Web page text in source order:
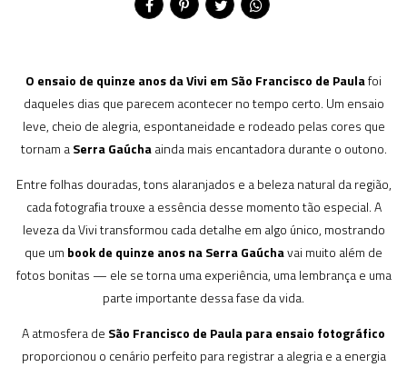
O ensaio de quinze anos da Vivi em São Francisco de Paulafoi
daqueles dias que parecem acontecer no tempo certo. Um ensaio
leve, cheio de alegria, espontaneidade e rodeado pelas cores que
tornam aSerra Gaúchaainda mais encantadora durante o outono.
Entre folhas douradas, tons alaranjados e a beleza natural da região,
cada fotografia trouxe a essência desse momento tão especial. A
leveza da Vivi transformou cada detalhe em algo único, mostrando
que um book de quinze anos na Serra Gaúchavai muito além de
fotos bonitas — ele se torna uma experiência, uma lembrança e uma
parte importante dessa fase da vida.
A atmosfera de São Francisco de Paula para ensaio fotográfico
proporcionou o cenário perfeito para registrar a alegria e a energia